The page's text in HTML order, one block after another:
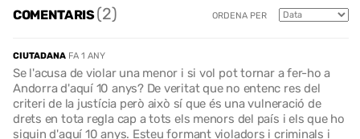
COMENTARIS(2) ORDENA PER
CIUTADANA FA 1 ANY
Se l'acusa de violar una menor i si vol pot tornar a fer-ho a
Andorra d'aquí 10 anys? De veritat que no entenc res del
criteri de la justícia però això sí que és una vulneració de
drets en tota regla cap a tots els menors del país i els que ho
siguin d'aquí 10 anys. Esteu formant violadors i criminals i